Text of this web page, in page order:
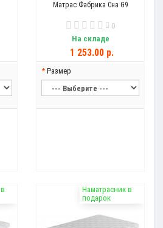
Матрас Фабрика Сна G9
0
На складе
1 253.00 р.
Размер
Наматрасник в
подарок